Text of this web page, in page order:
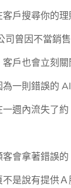
戶搜尋你的理
司曾因不當銷
戶也會立刻
一則錯誤的
週內流失了
客會拿著錯誤
是說有提供